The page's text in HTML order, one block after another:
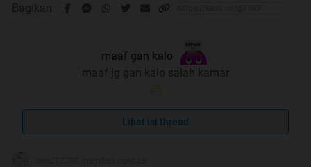
Bagikan
maaf gan kalo
maaf jg gan kalo salah kamar
ane cm mau share ajah gan...
Lihat isi thread